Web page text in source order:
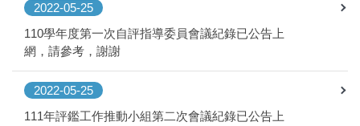
2022-05-25
110學年度第一次自評指導委員會議紀錄已公告上
網，請參考，謝謝
2022-05-25
111年評鑑工作推動小組第二次會議紀錄已公告上